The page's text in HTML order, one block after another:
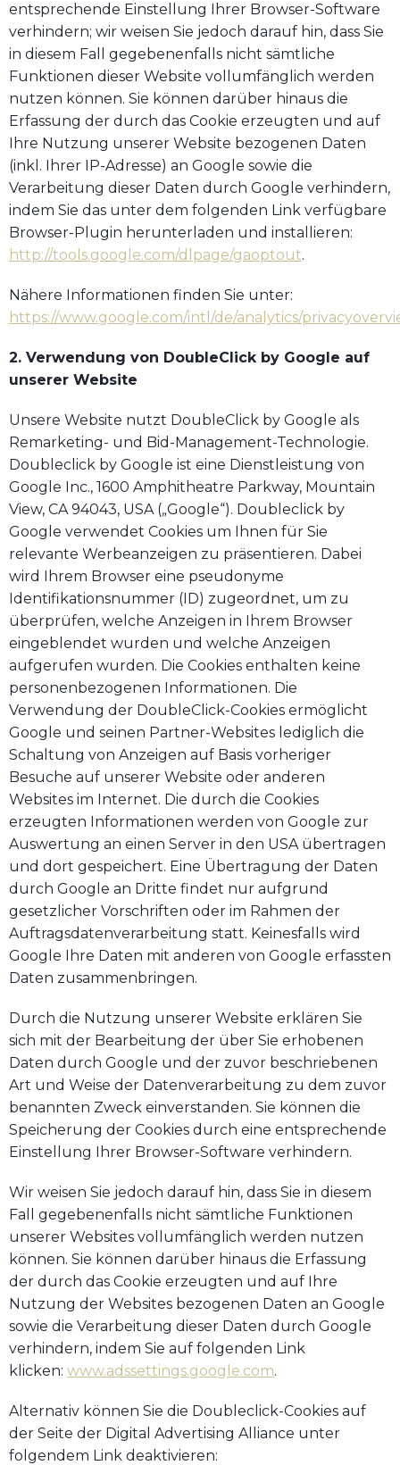
entsprechende Einstellung Ihrer Browser-Software
verhindern; wir weisen Sie jedoch darauf hin, dass Sie
in diesem Fall gegebenenfalls nicht sämtliche
Funktionen dieser Website vollumfänglich werden
nutzen können. Sie können darüber hinaus die
Erfassung der durch das Cookie erzeugten und auf
Ihre Nutzung unserer Website bezogenen Daten
(inkl. Ihrer IP-Adresse) an Google sowie die
Verarbeitung dieser Daten durch Google verhindern,
indem Sie das unter dem folgenden Link verfügbare
Browser-Plugin herunterladen und installieren:
http://tools.google.com/dlpage/gaoptout.
Nähere Informationen finden Sie unter:
https://www.google.com/intl/de/analytics/
2. Verwendung von DoubleClick by Google auf
unserer Website
Unsere Website nutzt DoubleClick by Google als
Remarketing- und Bid-Management-Technologie.
Doubleclick by Google ist eine Dienstleistung von
Google Inc., 1600 Amphitheatre Parkway, Mountain
View, CA 94043, USA („Google“). Doubleclick by
Google verwendet Cookies um Ihnen für Sie
relevante Werbeanzeigen zu präsentieren. Dabei
wird Ihrem Browser eine pseudonyme
Identifikationsnummer (ID) zugeordnet, um zu
überprüfen, welche Anzeigen in Ihrem Browser
eingeblendet wurden und welche Anzeigen
aufgerufen wurden. Die Cookies enthalten keine
personenbezogenen Informationen. Die
Verwendung der DoubleClick-Cookies ermöglicht
Google und seinen Partner-Websites lediglich die
Schaltung von Anzeigen auf Basis vorheriger
Besuche auf unserer Website oder anderen
Websites im Internet. Die durch die Cookies
erzeugten Informationen werden von Google zur
Auswertung an einen Server in den USA übertragen
und dort gespeichert. Eine Übertragung der Daten
durch Google an Dritte findet nur aufgrund
gesetzlicher Vorschriften oder im Rahmen der
Auftragsdatenverarbeitung statt. Keinesfalls wird
Google Ihre Daten mit anderen von Google erfassten
Daten zusammenbringen.
Durch die Nutzung unserer Website erklären Sie
sich mit der Bearbeitung der über Sie erhobenen
Daten durch Google und der zuvor beschriebenen
Art und Weise der Datenverarbeitung zu dem zuvor
benannten Zweck einverstanden. Sie können die
Speicherung der Cookies durch eine entsprechende
Einstellung Ihrer Browser-Software verhindern.
Wir weisen Sie jedoch darauf hin, dass Sie in diesem
Fall gegebenenfalls nicht sämtliche Funktionen
unserer Websites vollumfänglich werden nutzen
können. Sie können darüber hinaus die Erfassung
der durch das Cookie erzeugten und auf Ihre
Nutzung der Websites bezogenen Daten an Google
sowie die Verarbeitung dieser Daten durch Google
verhindern, indem Sie auf folgenden Link
klicken: www.adssettings.google.com.
Alternativ können Sie die Doubleclick-Cookies auf
der Seite der Digital Advertising Alliance unter
folgendem Link deaktivieren: